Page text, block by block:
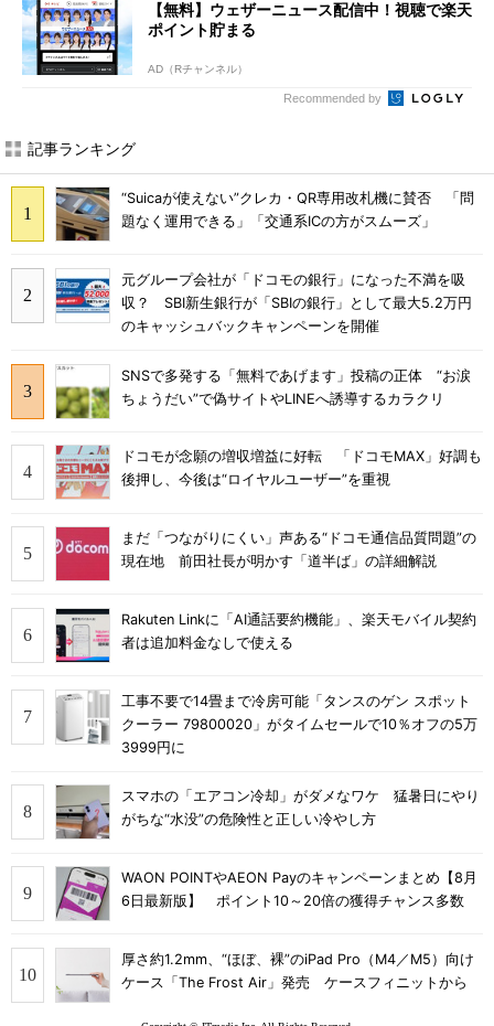
【無料】ウェザーニュース配信中！視聴で楽天
ポイント貯まる
AD（Rチャンネル）
Recommended by
記事ランキング
“Suicaが使えない”クレカ・QR専用改札機に賛否 「問
題なく運用できる」「交通系ICの方がスムーズ」
元グループ会社が「ドコモの銀行」になった不満を吸
収？ SBI新生銀行が「SBIの銀行」として最大5.2万円
のキャッシュバックキャンペーンを開催
SNSで多発する「無料であげます」投稿の正体 “お涙
ちょうだい”で偽サイトやLINEへ誘導するカラクリ
ドコモが念願の増収増益に好転 「ドコモMAX」好調も
後押し、今後は“ロイヤルユーザー”を重視
まだ「つながりにくい」声ある“ドコモ通信品質問題”の
現在地 前田社長が明かす「道半ば」の詳細解説
Rakuten Linkに「AI通話要約機能」、楽天モバイル契約
者は追加料金なしで使える
工事不要で14畳まで冷房可能「タンスのゲン スポット
クーラー 79800020」がタイムセールで10％オフの5万
3999円に
スマホの「エアコン冷却」がダメなワケ 猛暑日にやり
がちな“水没”の危険性と正しい冷やし方
WAON POINTやAEON Payのキャンペーンまとめ【8月
6日最新版】 ポイント10～20倍の獲得チャンス多数
厚さ約1.2mm、“ほぼ、裸”のiPad Pro（M4／M5）向け
ケース「The Frost Air」発売 ケースフィニットから